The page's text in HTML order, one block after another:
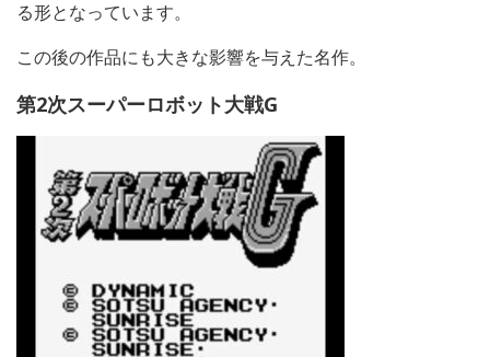
る形となっています。
この後の作品にも大きな影響を与えた名作。
第2次スーパーロボット大戦G